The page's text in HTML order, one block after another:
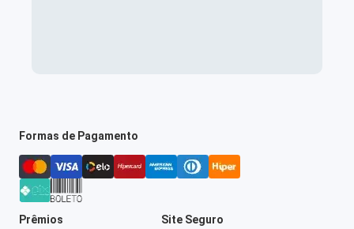
Formas de Pagamento
Prêmios Site Seguro